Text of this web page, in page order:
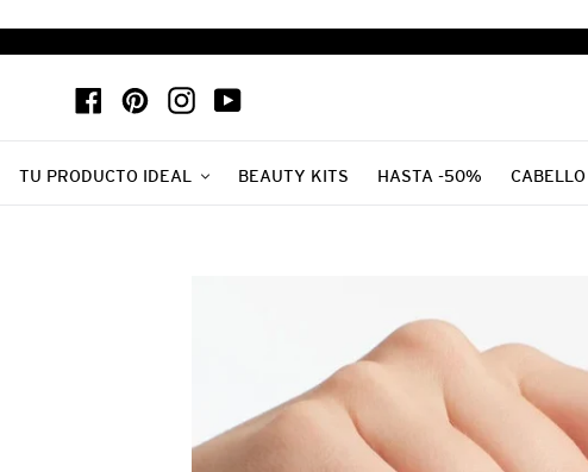
FacebookPinterestInstagramYouTube
TU PRODUCTO IDEAL BEAUTY KITS HASTA -50% CABELLO